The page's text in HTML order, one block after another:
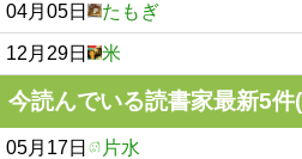
04月05日 たもぎ
12月29日 米
今読んでいる読書家最新5件
05月17日 片水